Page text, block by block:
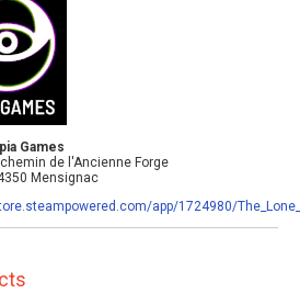
Games
de l'Ancienne Forge
Mensignac
app/1724980/